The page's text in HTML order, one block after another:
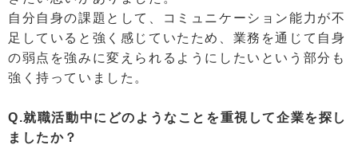
自分自身の課題として、コミュニケーション能力が不
足していると強く感じていたため、業務を通じて自身
の弱点を強みに変えられるようにしたいという部分も
強く持っていました。
Q.就職活動中にどのようなことを重視して企業を探し
ましたか？